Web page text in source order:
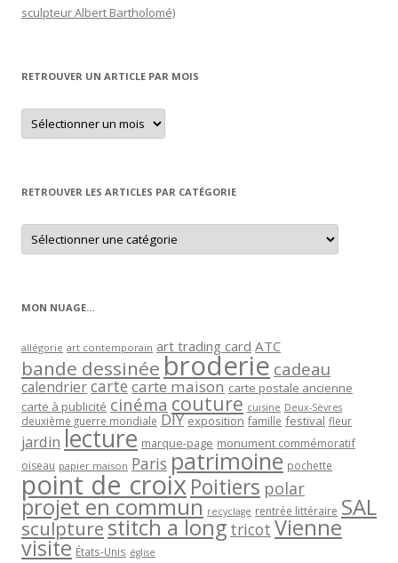
sculpteur Albert Bartholomé)
RETROUVER UN ARTICLE PAR MOIS
Retrouver
un
article
RETROUVER LES ARTICLES PAR CATÉGORIE
Retrouver
les
articles
MON NUAGE…
allégorie art contemporain art trading card ATC
bande dessinée broderie cadeau
calendriercartecarte maison carte postale ancienne
carte à publicité cinéma couture cuisine Deux-Sèvres
deuxième guerre mondiale DIY exposition famille festival fleur
jardin lecture marque-page monument commémoratif
oiseau papier maison Paris patrimoine pochette
point de croixPoitiers polar
projet en commun recyclage rentrée littéraire SAL
sculpturestitch a long tricot Vienne
visite États-Unis église